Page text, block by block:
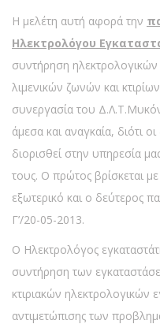
Η μελέτη αυτή αφορά την
Ηλεκτρολόγου
συντήρηση
λιμενικών ζωνών και
συνεργασία του
άμεσα και αναγκαία, διότι
διορισθεί στην υπηρεσία
τους. Ο πρώτος βρίσκεται
εξωτερικό και ο δεύτερος
Γ’/20-05-2013.
Ο Ηλεκτρολόγος
συντήρηση των
κτιριακών ηλεκτρολογικών
αντιμετώπισης των